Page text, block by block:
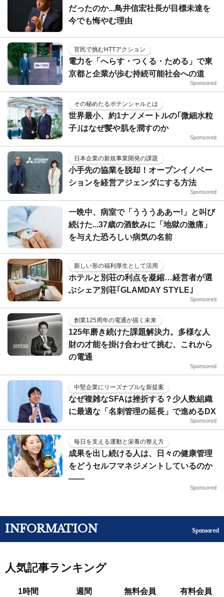
だったのか...鳥井信宏社長が目標未達を
今でも悔やむ理由
官民で挑むHTTアクション
電力を「へらす・つくる・ためる」で東
京都と企業が歩む持続可能社会への道
Sponsored
その秘めたるポテンシャルとは
世界最小、約1ナノメートルの｢微細水粒
子｣はなぜ髪や肌を潤すのか
Sponsored
日本企業の新規事業開発の課題
小手先の協業を脱却！オープンイノベー
ションを経営アジェンダにする方法
Sponsored
一晩中、病室で「うううああー!」と叫び
続けた...37歳の酒飲みに「地獄の激痛」
を与えた恐ろしい病気の名前
新しい形の福利厚生として活用
ホテルと別荘の利点を凝縮…経営者が選
ぶシェア別荘｢GLAMDAY STYLE｣
Sponsored
創業125周年の電通が描く未来
125年磨き続けた課題解決力。多様な人
財の才能を掛け合わせて挑む、これから
の電通
Sponsored
中堅企業にリーズナブルな新提案
なぜ複雑なSFAは挫折する？少人数組織
に最適な「名刺管理の延長」で進めるDX
Sponsored
毎日を支える運動と栄養の整え方
成果を出し続ける人は、日々の健康管理
をどうセルフマネジメントしているのか
——
Sponsored
INFORMATION Sponsored
人気記事ランキング
1時間 週間 無料会員 有料会員